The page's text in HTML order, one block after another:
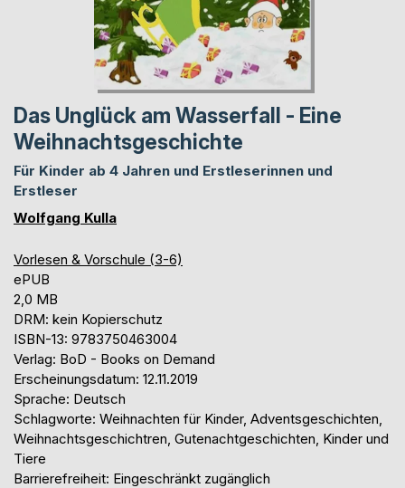
Das Unglück am Wasserfall - Eine
Weihnachtsgeschichte
Für Kinder ab 4 Jahren und Erstleserinnen und
Erstleser
Wolfgang Kulla
Vorlesen & Vorschule (3-6)
ePUB
2,0 MB
DRM: kein Kopierschutz
ISBN-13: 9783750463004
Verlag: BoD - Books on Demand
Erscheinungsdatum: 12.11.2019
Sprache: Deutsch
Schlagworte: Weihnachten für Kinder, Adventsgeschichten,
Weihnachtsgeschichtren, Gutenachtgeschichten, Kinder und
Tiere
Barrierefreiheit: Eingeschränkt zugänglich